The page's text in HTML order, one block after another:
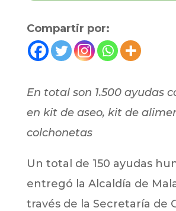
Compartir por:
En total son 1.500 ayudas
en kit de aseo, kit de
colchonetas
Un total de 150 ayudas
entregó la Alcaldía de
través de la Secretaría de